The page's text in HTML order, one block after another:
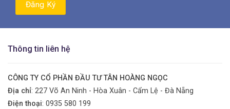
Thông tin liên hệ
CÔNG TY CỔ PHẦN ĐẦU TƯ TÂN HOÀNG NGỌC
Địa chỉ: 227 Võ An Ninh - Hòa Xuân - Cẩm Lệ - Đà Nẵng
Điện thoại: 0935 580 199